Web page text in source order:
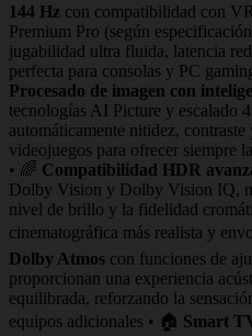
144 Hz con compatibilidad con
Premium Pro (según
jugabilidad ultra fluida, latencia
perfecta para consolas y PC
Procesado de imagen con
tecnologías AI Picture y escalado
automáticamente nitidez,
videojuegos para ofrecer siempre
• 🌈 Compatibilidad HDR
Dolby Vision y Dolby Vision IQ,
nivel de brillo y la fidelidad
cinematográfica más realista y
Dolby Atmos con funciones de
proporcionan una experiencia
equilibrada, reforzando la
equipos adicionales • 🏠 Smart